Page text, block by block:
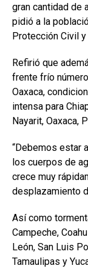
gran cantidad de
pidió a la
Protección Civil
Refirió que
frente frío
Oaxaca,
intensa para
Nayarit, Oaxaca,
“Debemos estar
los cuerpos de
crece muy
desplazamiento
Así como
Campeche,
León, San Luis
Tamaulipas y